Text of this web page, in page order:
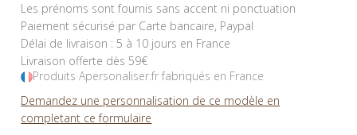
Les prénoms sont fournis sans accent ni ponctuation
Paiement sécurisé par Carte bancaire, Paypal
Délai de livraison : 5 à 10 jours en France
Livraison offerte dès 59€
Produits Apersonaliser.fr fabriqués en France
Demandez une personnalisation de ce modèle en
completant ce formulaire